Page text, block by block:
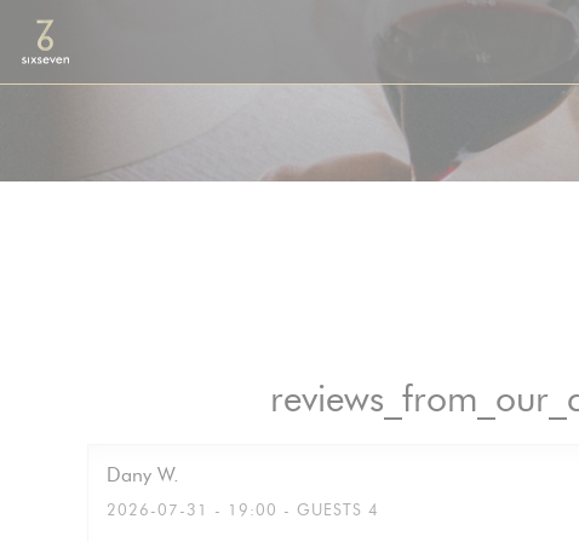
Panel for informasjonskapsler
Dany W
2026-07-31 - 19:00 - GUESTS 4